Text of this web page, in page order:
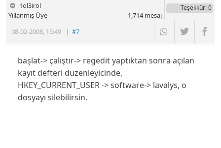
1ol3irol
08-02-2008, 15:49 |#7
Yıllanmış Üye
Teşekkür: 0
1,714mesaj
başlat-> çalıştır-> regedit yaptıktan sonra açılan
kayıt defteri düzenleyicinde,
HKEY_CURRENT_USER -> software-> lavalys, o
dosyayı silebilirsin.